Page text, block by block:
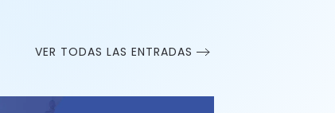
VER TODAS LAS ENTRADAS